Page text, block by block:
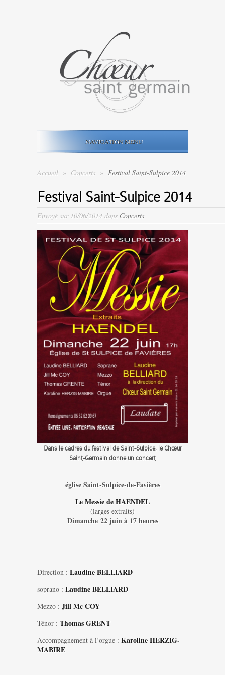
NAVIGATION MENU
Accueil » Concerts » Festival Saint-Sulpice 2014
Festival Saint-Sulpice 2014
Envoyé sur 10/06/2014 dans Concerts
Dans le cadres du festival de Saint-Sulpice, le Chœur
Saint-Germain donne un concert
église Saint-Sulpice-de-Favières
Le Messie de HAENDEL
(larges extraits)
Dimanche 22 juin à 17 heures
Direction : Laudine BELLIARD
soprano : Laudine BELLIARD
Mezzo : Jill Mc COY
Ténor : Thomas GRENT
Accompagnement à l’orgue : Karoline HERZIG-
MABIRE